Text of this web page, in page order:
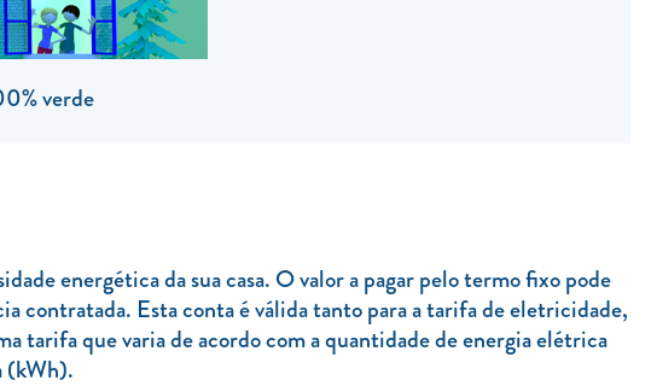
verde
energética da sua casa. O valor a pagar pelo termo fixo pode
contratada. Esta conta é válida tanto para a tarifa de eletricidade,
tarifa que varia de acordo com a quantidade de energia elétrica
(kWh).